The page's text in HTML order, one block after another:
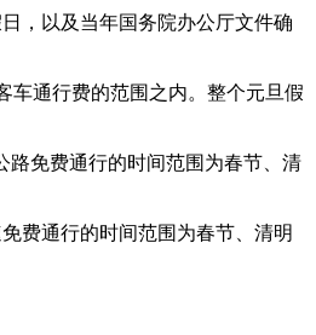
，以及当年国务院办公厅文件确
车通行费的范围之内。整个元旦假
路免费通行的时间范围为春节、清
费通行的时间范围为春节、清明